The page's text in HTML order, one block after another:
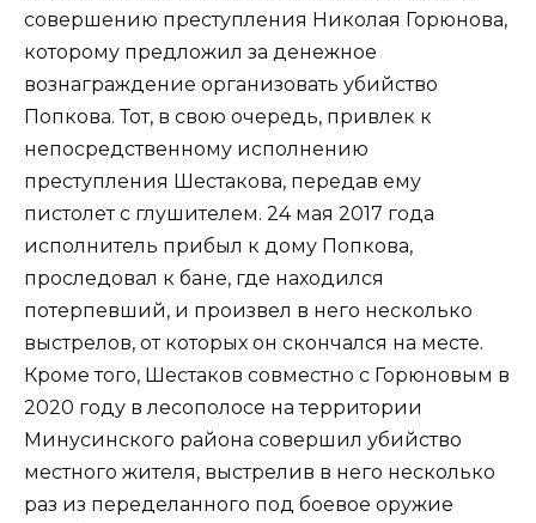
совершению преступления Николая Горюнова,
которому предложил за денежное
вознаграждение организовать убийство
Попкова. Тот, в свою очередь, привлек к
непосредственному исполнению
преступления Шестакова, передав ему
пистолет с глушителем. 24 мая 2017 года
исполнитель прибыл к дому Попкова,
проследовал к бане, где находился
потерпевший, и произвел в него несколько
выстрелов, от которых он скончался на месте.
Кроме того, Шестаков совместно с Горюновым в
2020 году в лесополосе на территории
Минусинского района совершил убийство
местного жителя, выстрелив в него несколько
раз из переделанного под боевое оружие